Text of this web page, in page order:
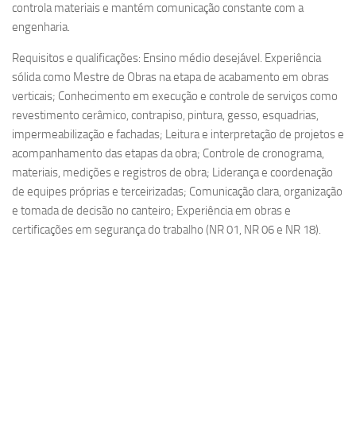
controla materiais e mantém comunicação constante com a
engenharia.
Requisitos e qualificações: Ensino médio desejável. Experiência
sólida como Mestre de Obras na etapa de acabamento em obras
verticais; Conhecimento em execução e controle de serviços como
revestimento cerâmico, contrapiso, pintura, gesso, esquadrias,
impermeabilização e fachadas; Leitura e interpretação de projetos e
acompanhamento das etapas da obra; Controle de cronograma,
materiais, medições e registros de obra; Liderança e coordenação
de equipes próprias e terceirizadas; Comunicação clara, organização
e tomada de decisão no canteiro; Experiência em obras e
certificações em segurança do trabalho (NR 01, NR 06 e NR 18).